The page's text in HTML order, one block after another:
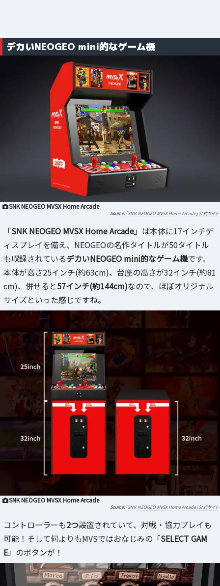
デカいNEOGEO mini的なゲーム機
SNK NEOGEO MVSX Home Arcade
「SNK NEOGEO MVSX Home Arcade」公式サイト
「SNK NEOGEO MVSX Home Arcade」は本体に17インチデ
ィスプレイを備え、NEOGEOの名作タイトルが50タイトル
も収録されているデカいNEOGEO mini的なゲーム機です。
本体が高さ25インチ(約63cm)、台座の高さが32インチ(約81
cm)、併せると57インチ(約144cm)なので、ほぼオリジナル
サイズといった感じですね。
SNK NEOGEO MVSX Home Arcade
「SNK NEOGEO MVSX Home Arcade」公式サイト
コントローラーも2つ設置されていて、対戦・協力プレイも
可能！そして何よりもMVSではおなじみの「SELECT GAM
E」のボタンが！